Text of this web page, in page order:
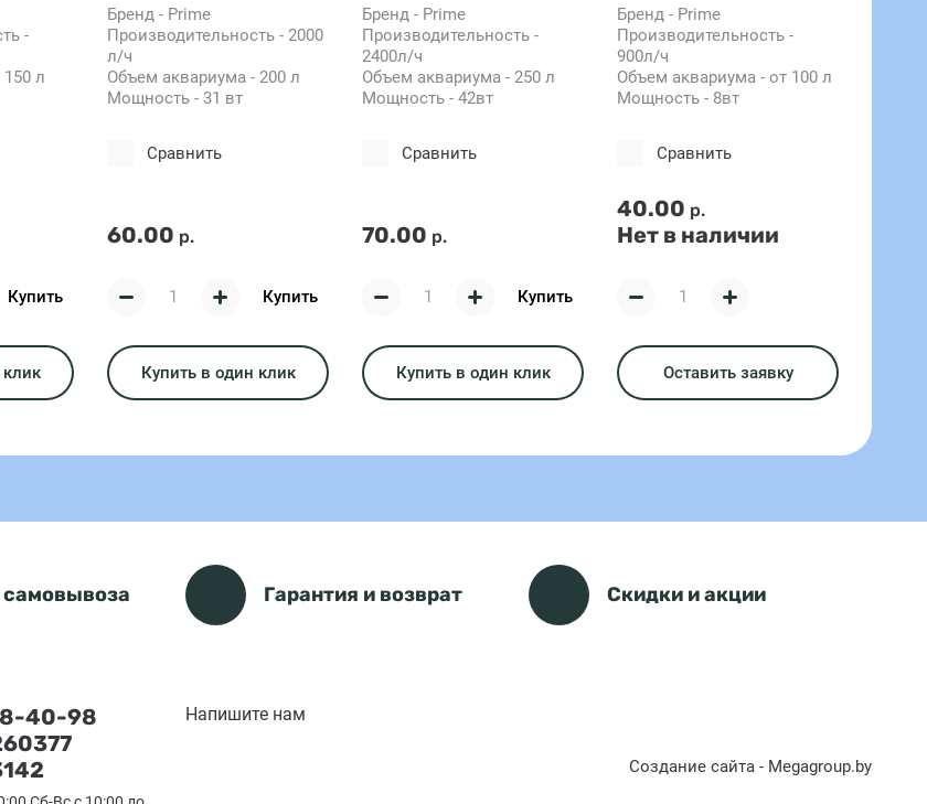
-
л
Купить
Бренд - Prime
Производительность - 2000
л/ч
Объем аквариума - 200 л
Мощность - 31 вт
Сравнить
60.00 р.
Купить
Купить в один клик
Бренд - Prime
Производительность -
2400л/ч
Объем аквариума - 250 л
Мощность - 42вт
Сравнить
70.00 р.
Купить
Купить в один клик
Бренд - Prime
Производительность -
900л/ч
Объем аквариума - от 100 л
Мощность - 8вт
Сравнить
40.00 р.
Нет в наличии
Оставить заявку
Гарантия и возврат Скидки и акции
40-98
Напишите нам
Создание сайта - Megagroup.by